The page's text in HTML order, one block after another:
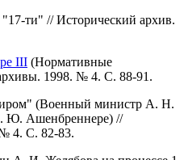
ти" // Исторический архив.
III (Нормативные
1998. № 4. С. 88-91.
(Военный министр А. Н.
Ю. Ашенбреннере) //
4. С. 82-83.